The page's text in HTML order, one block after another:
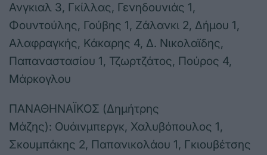
Ανγκιαλ 3, Γκίλλας, Γενηδουνιάς 1,
Φουντούλης, Γούβης 1, Ζάλανκι 2, Δήμου 1,
Αλαφραγκής, Κάκαρης 4, Δ. Νικολαϊδης,
Παπαναστασίου 1, Τζωρτζάτος, Πούρος 4,
Μάρκογλου
ΠΑΝΑΘΗΝΑΪΚΟΣ (Δημήτρης
Μάζης): Ουάινμπεργκ, Χαλυβόπουλος 1,
Σκουμπάκης 2, Παπανικολάου 1, Γκιουβέτσης